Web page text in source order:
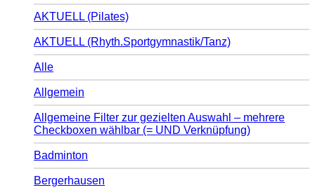
AKTUELL (Pilates)
AKTUELL (Rhyth.Sportgymnastik/Tanz)
Alle
Allgemein
Allgemeine Filter zur gezielten Auswahl – mehrere
Checkboxen wählbar (= UND Verknüpfung)
Badminton
Bergerhausen